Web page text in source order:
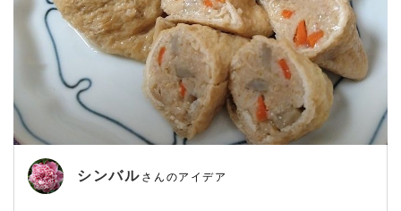
シンバル さんのアイデア